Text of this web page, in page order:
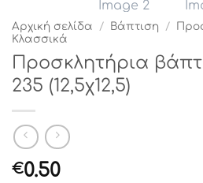
Αρχική σελίδα / Βάπτιση /
Κλασσικά
Προσκλητήρια
235 (12,5χ12,5)
€0.50